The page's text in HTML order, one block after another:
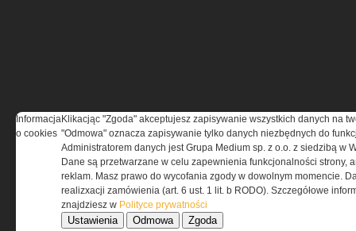
Informacja
o cookies
Klikacjąc "Zgoda" akceptujesz zapisywanie wszystkich danych na
"Odmowa" oznacza zapisywanie tylko danych niezbędnych do
Administratorem danych jest Grupa Medium sp. z o.o. z siedzibą w
Dane są przetwarzane w celu zapewnienia funkcjonalności strony,
reklam. Masz prawo do wycofania zgody w dowolnym momencie.
realizxacji zamówienia (art. 6 ust. 1 lit. b RODO). Szczegółowe
znajdziesz w Polityce prywatności
Ustawienia Odmowa Zgoda